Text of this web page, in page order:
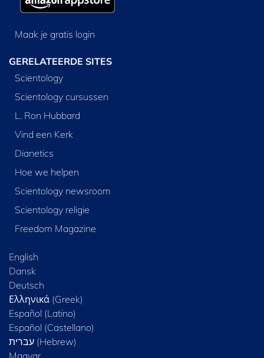
Maak je gratis login
GERELATEERDE SITES
Scientology
Scientology cursussen
L. Ron Hubbard
Vind een Kerk
Dianetics
Hoe we helpen
Scientology newsroom
Scientology religie
Freedom Magazine
English
Dansk
Deutsch
Ελληνικά (Greek)
Español (Latino)
Español (Castellano)